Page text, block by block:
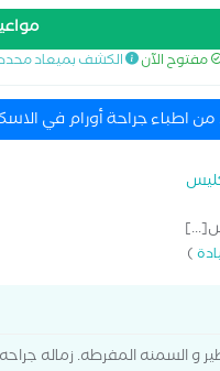
مفتوح الآن الكشف بميعاد
من اطباء جراحة أورام في
)
و السمنه المفرطه. زماله